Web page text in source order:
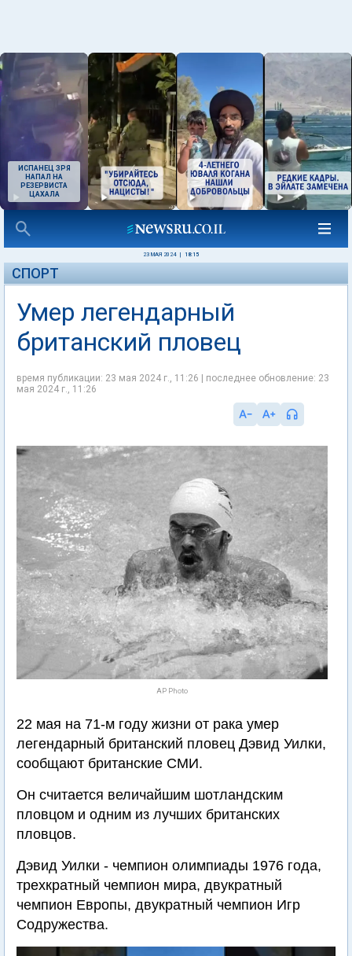
ИСПАНЕЦ ЗРЯ
НАПАЛ НА
РЕЗЕРВИСТА
ЦАХАЛА
23 МАЯ 2024 18:15
СПОРТ
Умер легендарный
британский пловец
время публикации: 23 мая 2024 г., 11:26 | последнее обновление: 23
мая 2024 г., 11:26
AP Photo
22 мая на 71-м году жизни от рака умер
легендарный британский пловец Дэвид Уилки,
сообщают британские СМИ.
Он считается величайшим шотландским
пловцом и одним из лучших британских
пловцов.
Дэвид Уилки - чемпион олимпиады 1976 года,
трехкратный чемпион мира, двукратный
чемпион Европы, двукратный чемпион Игр
Содружества.